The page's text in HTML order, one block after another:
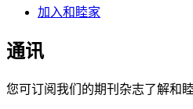
加入和睦家
通讯
您可订阅我们的期刊杂志了解和